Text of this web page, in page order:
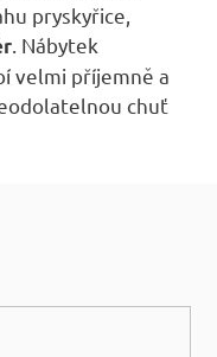
pryskyřice,
. Nábytek
velmi příjemně a
chuť